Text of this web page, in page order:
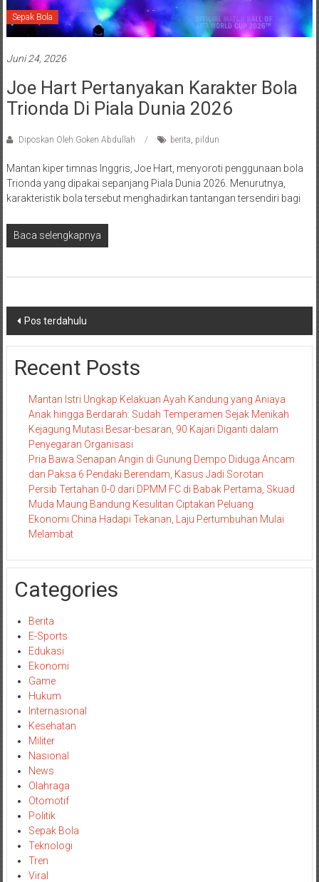
Sepak Bola
Juni 24, 2026
Joe Hart Pertanyakan Karakter Bola
Trionda Di Piala Dunia 2026
Diposkan Oleh:Goken Abdullah berita, pildun
Mantan kiper timnas Inggris, Joe Hart, menyoroti penggunaan bola
Trionda yang dipakai sepanjang Piala Dunia 2026. Menurutnya,
karakteristik bola tersebut menghadirkan tantangan tersendiri bagi
Baca selengkapnya
Navigasi
pos
Pos terdahulu
Recent Posts
Mantan Istri Ungkap Kelakuan Ayah Kandung yang Aniaya
Anak hingga Berdarah: Sudah Temperamen Sejak Menikah
Kejagung Mutasi Besar-besaran, 90 Kajari Diganti dalam
Penyegaran Organisasi
Pria Bawa Senapan Angin di Gunung Dempo Diduga Ancam
dan Paksa 6 Pendaki Berendam, Kasus Jadi Sorotan
Persib Tertahan 0-0 dari DPMM FC di Babak Pertama, Skuad
Muda Maung Bandung Kesulitan Ciptakan Peluang
Ekonomi China Hadapi Tekanan, Laju Pertumbuhan Mulai
Melambat
Categories
Berita
E-Sports
Edukasi
Ekonomi
Game
Hukum
Internasional
Kesehatan
Militer
Nasional
News
Olahraga
Otomotif
Politik
Sepak Bola
Teknologi
Tren
Viral